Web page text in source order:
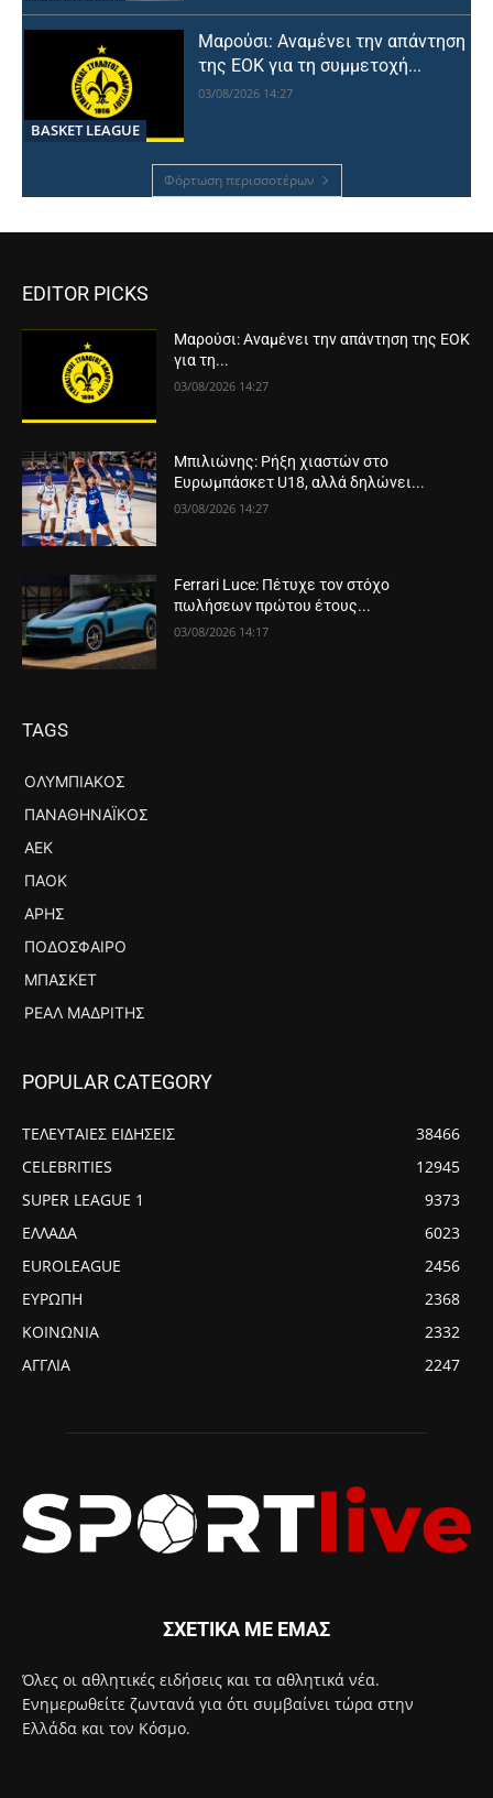
BASKET LEAGUE
Μαρούσι: Αναμένει την απάντηση
της ΕΟΚ για τη συμμετοχή...
03/08/2026 14:27
Φόρτωση περισσοτέρων
EDITOR PICKS
Μαρούσι: Αναμένει την απάντηση της ΕΟΚ
για τη...
03/08/2026 14:27
Μπιλιώνης: Ρήξη χιαστών στο
Ευρωμπάσκετ U18, αλλά δηλώνει...
03/08/2026 14:27
Ferrari Luce: Πέτυχε τον στόχο
πωλήσεων πρώτου έτους...
03/08/2026 14:17
TAGS
ΟΛΥΜΠΙΑΚΌΣ
ΠΑΝΑΘΗΝΑΪΚΌΣ
ΑΕΚ
ΠΑΟΚ
ΆΡΗΣ
ΠΟΔΌΣΦΑΙΡΟ
ΜΠΆΣΚΕΤ
ΡΕΆΛ ΜΑΔΡΊΤΗΣ
POPULAR CATEGORY
ΤΕΛΕΥΤΑΙΕΣ ΕΙΔΗΣΕΙΣ
38466
CELEBRITIES
12945
SUPER LEAGUE 1
9373
ΕΛΛΑΔΑ
6023
EUROLEAGUE
2456
ΕΥΡΩΠΗ
2368
ΚΟΙΝΩΝΙΑ
2332
ΑΓΓΛΙΑ
2247
ΣΧΕΤΙΚΑ ΜΕ ΕΜΑΣ
Όλες οι αθλητικές ειδήσεις και τα αθλητικά νέα.
Ενημερωθείτε ζωντανά για ότι συμβαίνει τώρα στην
Ελλάδα και τον Κόσμο.